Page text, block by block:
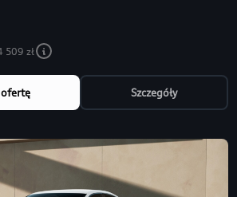
509 zł
Szczegóły